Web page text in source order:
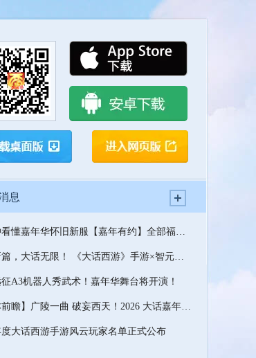
一扫下载网易大神
息
一分钟看懂嘉年华怀旧新服【嘉年有约】全部福利！
智起新篇，大话无限！ 《大话西游》手游×智元远征A3 联动开启！
A3机器人秀武术！嘉年华舞台将开演！
【版本前瞻】广陵一曲 破妄西天！2026 大话嘉年华版本速览
度大话西游手游风云玩家名单正式公布